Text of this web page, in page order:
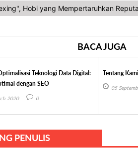
Hobi yang Mempertaruhkan
BACA JUGA
Teknologi Data Digital:
dengan SEO
2020 0
Tentang Kami
05
PENULIS